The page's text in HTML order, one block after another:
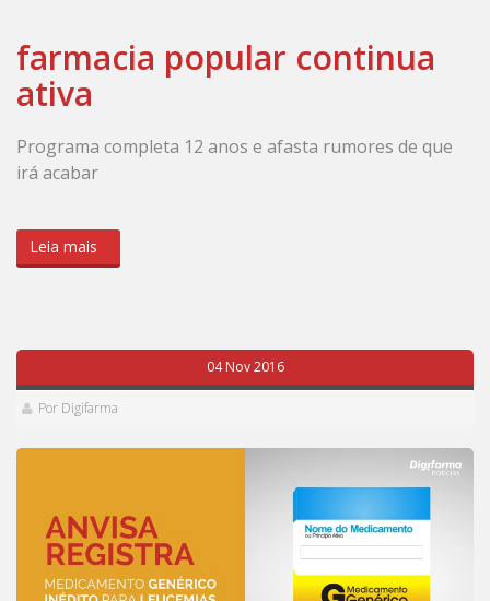
farmacia popular continua
ativa
Programa completa 12 anos e afasta rumores de que
irá acabar
Leia mais
04 Nov 2016
Por Digifarma